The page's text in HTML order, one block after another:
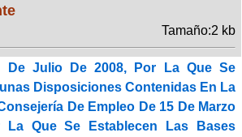
Tamaño:2 kb
De Julio De 2008, Por La Que Se
Disposiciones Contenidas En La
De Empleo De 15 De Marzo
La Que Se Establecen Las Bases